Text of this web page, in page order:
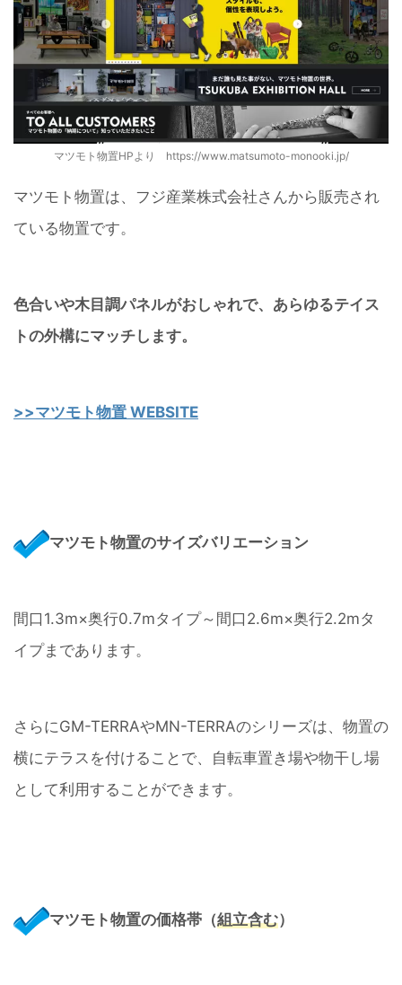
マツモト物置HPより https://www.matsumoto-monooki.jp/
マツモト物置は、フジ産業株式会社さんから販売され
ている物置です。
色合いや木目調パネルがおしゃれで、あらゆるテイス
トの外構にマッチします。
>>マツモト物置 WEBSITE
マツモト物置のサイズバリエーション
間口1.3m×奥行0.7mタイプ～間口2.6m×奥行2.2mタ
イプまであります。
さらにGM-TERRAやMN-TERRAのシリーズは、物置の
横にテラスを付けることで、自転車置き場や物干し場
として利用することができます。
マツモト物置の価格帯（組立含む）